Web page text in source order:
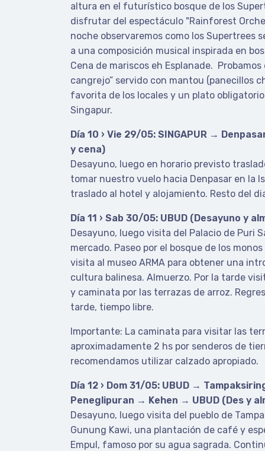
altura en el futurístico bosque de los
disfrutar del espectáculo "Rainforest
noche observaremos como los Supertrees
a una composición musical inspirada en
Cena de mariscos eh Esplanade.
cangrejo” servido con mantou (panecillos
favorita de los locales y un plato
Singapur.
Día 10 › Vie 29/05: SINGAPUR →
y cena)
Desayuno, luego en horario previsto
tomar nuestro vuelo hacia Denpasar en la
traslado al hotel y alojamiento. Resto del
Día 11 › Sab 30/05: UBUD (Desayuno y
Desayuno, luego visita del Palacio de Puri
mercado. Paseo por el bosque de los
visita al museo ARMA para obtener una
cultura balinesa. Almuerzo. Por la tarde
y caminata por las terrazas de arroz.
tarde, tiempo libre.
Importante: La caminata para visitar las
aproximadamente 2 hs por senderos de
recomendamos utilizar calzado apropiado.
Día 12 › Dom 31/05: UBUD →
Peneglipuran → Kehen → UBUD (Des y
Desayuno, luego visita del pueblo de
Gunung Kawi, una plantación de café y
Empul, famoso por su agua sagrada.